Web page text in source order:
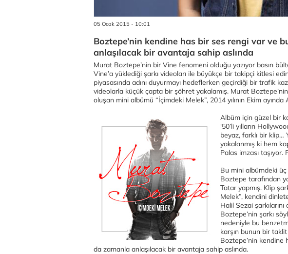
05 Ocak 2015 - 10:01
Boztepe’nin kendine has bir ses rengi var ve
anlaşılacak bir avantaja sahip aslında
Murat Boztepe’nin bir Vine fenomeni olduğu yazıyor basın
Vine’a yüklediği şarkı videoları ile büyükçe bir takipçi kitlesi
piyasasında adını duyurmayı hedeflerken geçirdiği bir trafik
videolarla küçük çapta bir şöhret yakalamış. Murat
oluşan mini albümü “İçimdeki Melek”, 2014 yılının Ekim ayında
Albüm için güzel bir
‘50’li yılların
beyaz, farklı bir klip…
yakalanmış ki hem
Palas imzası taşıyor.
Bu mini albümdeki
Boztepe tarafından
Tatar yapmış. Klip
Melek”, kendini
Halil Sezai
Boztepe’nin şarkı
nedeniyle bu
karşın bunun bir
Boztepe’nin kendine
da zamanla anlaşılacak bir avantaja sahip aslında.